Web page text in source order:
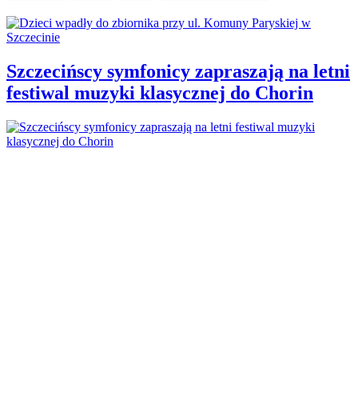
Szczecińscy symfonicy zapraszają na letni
festiwal muzyki klasycznej do Chorin